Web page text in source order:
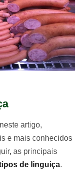
artigo,
e mais conhecidos
as principais
de linguiça.